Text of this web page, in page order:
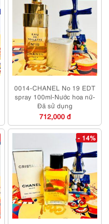
0014-CHANEL No 19 EDT
spray 100ml-Nước hoa nữ-
Đã sử dụng
712,000 đ
- 14%